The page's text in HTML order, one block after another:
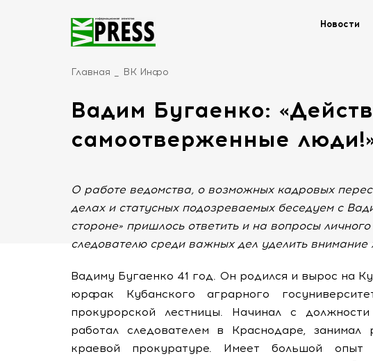
Новости
Главная ВК Инфо
Вадим Бугаенко:
самоотверженные
О работе ведомства, о возможных кадровых
делах и статусных подозреваемых беседуем с
стороне» пришлось ответить и на вопросы
следователю среди важных дел уделить
Вадиму Бугаенко 41 год. Он родился и вырос на
юрфак Кубанского аграрного
прокурорской лестницы. Начинал с
работал следователем в Краснодаре,
краевой прокуратуре. Имеет большой опыт